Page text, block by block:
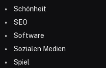
Schönheit
SEO
Software
Sozialen Medien
Spiel